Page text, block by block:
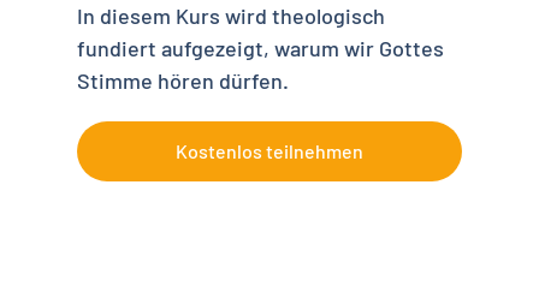
In diesem Kurs wird theologisch
fundiert aufgezeigt, warum wir Gottes
Stimme hören dürfen.
Kostenlos teilnehmen